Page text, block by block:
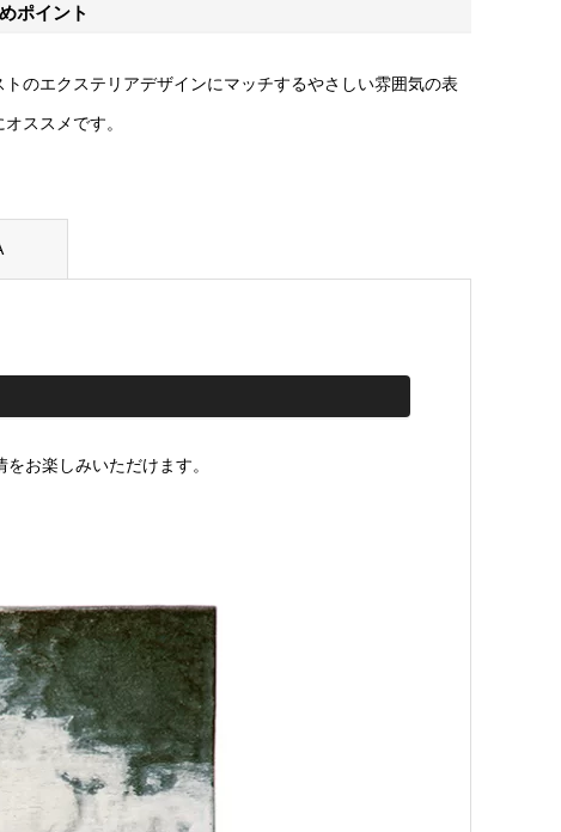
ポイント
のエクステリアデザインにマッチするやさしい雰囲気の表
ススメです。
お楽しみいただけます。